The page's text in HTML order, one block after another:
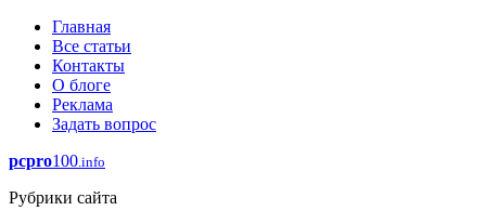
Главная
Все статьи
Контакты
О блоге
Реклама
Задать вопрос
pcpro100.info
Рубрики сайта